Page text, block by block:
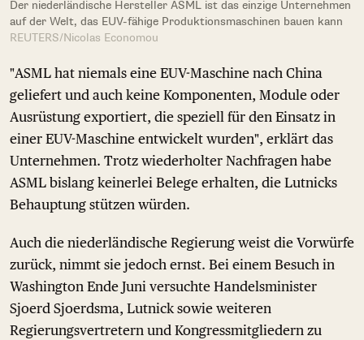
Der niederländische Hersteller ASML ist das einzige Unternehmen
auf der Welt, das EUV-fähige Produktionsmaschinen bauen kann
REUTERS/Nicolas Economou
"ASML hat niemals eine EUV-Maschine nach China
geliefert und auch keine Komponenten, Module oder
Ausrüstung exportiert, die speziell für den Einsatz in
einer EUV-Maschine entwickelt wurden", erklärt das
Unternehmen. Trotz wiederholter Nachfragen habe
ASML bislang keinerlei Belege erhalten, die Lutnicks
Behauptung stützen würden.
Auch die niederländische Regierung weist die Vorwürfe
zurück, nimmt sie jedoch ernst. Bei einem Besuch in
Washington Ende Juni versuchte Handelsminister
Sjoerd Sjoerdsma, Lutnick sowie weiteren
Regierungsvertretern und Kongressmitgliedern zu